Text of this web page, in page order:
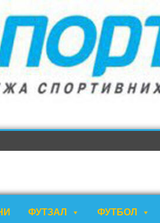
ФУТЗАЛ ФУТБОЛ